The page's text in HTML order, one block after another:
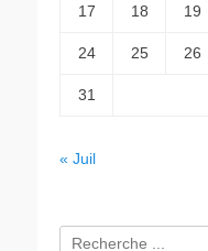
17 18 19
24 25 26
31
« Juil
Rechercher :